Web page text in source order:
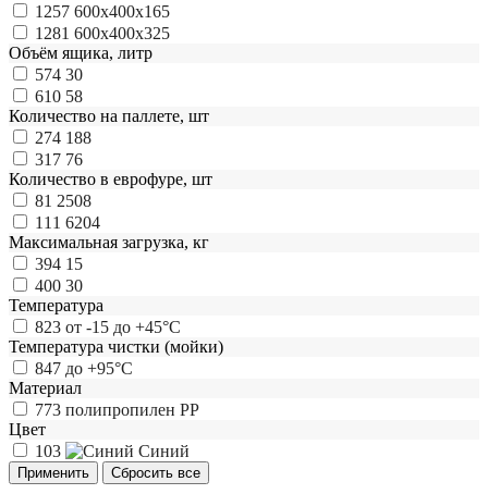
1257 600x400x165
1281 600x400x325
Объём ящика, литр
574 30
610 58
Количество на паллете, шт
274 188
317 76
Количество в еврофуре, шт
81 2508
111 6204
Максимальная загрузка, кг
394 15
400 30
Температура
823 от -15 до +45°С
Температура чистки (мойки)
847 до +95°С
Материал
773 полипропилен РР
Цвет
103
Синий